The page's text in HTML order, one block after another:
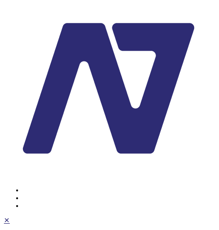
✕